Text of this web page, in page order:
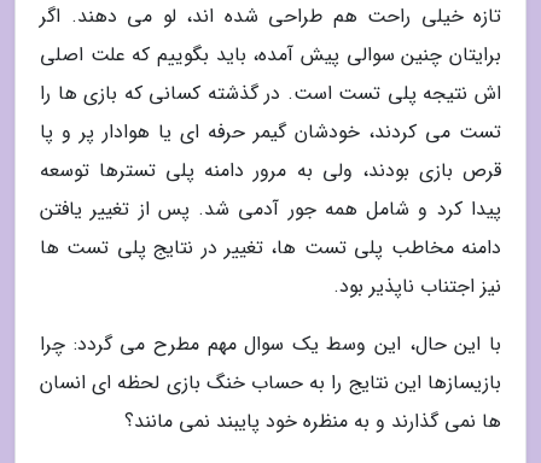
تازه خیلی راحت هم طراحی شده اند، لو می دهند. اگر
برایتان چنین سوالی پیش آمده، باید بگوییم که علت اصلی
اش نتیجه پلی تست است. در گذشته کسانی که بازی ها را
تست می کردند، خودشان گیمر حرفه ای یا هوادار پر و پا
قرص بازی بودند، ولی به مرور دامنه پلی تسترها توسعه
پیدا کرد و شامل همه جور آدمی شد. پس از تغییر یافتن
دامنه مخاطب پلی تست ها، تغییر در نتایج پلی تست ها
نیز اجتناب ناپذیر بود.
با این حال، این وسط یک سوال مهم مطرح می گردد: چرا
بازیسازها این نتایج را به حساب خنگ بازی لحظه ای انسان
ها نمی گذارند و به منظره خود پایبند نمی مانند؟